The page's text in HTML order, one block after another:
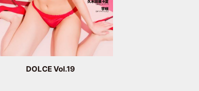
DOLCE Vol.19